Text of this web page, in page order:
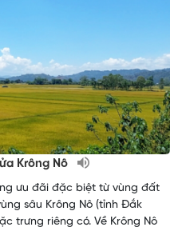
Krông Nô
ưu đãi đặc biệt từ vùng đất
sâu Krông Nô (tỉnh Đắk
trưng riêng có. Về Krông Nô